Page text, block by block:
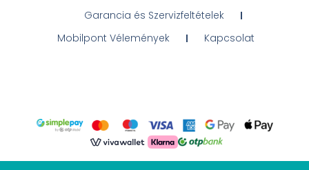
Garancia és Szervizfeltételek
Mobilpont Vélemények
Kapcsolat